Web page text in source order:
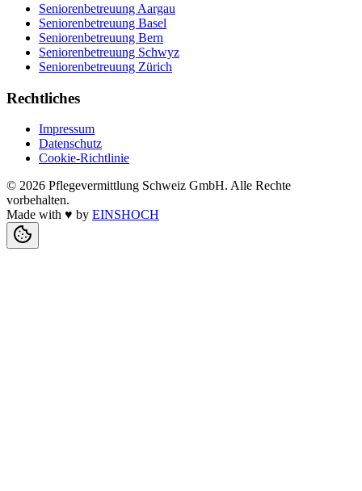
Seniorenbetreuung Aargau
Seniorenbetreuung Basel
Seniorenbetreuung Bern
Seniorenbetreuung Schwyz
Seniorenbetreuung Zürich
Rechtliches
Impressum
Datenschutz
Cookie-Richtlinie
© 2026 Pflegevermittlung Schweiz GmbH. Alle Rechte
vorbehalten.
Made with ♥ by EINSHOCH